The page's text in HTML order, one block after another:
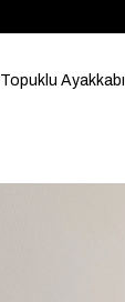
Topuklu Ayakkabı